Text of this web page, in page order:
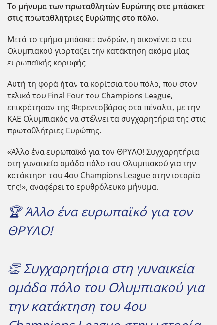
Το μήνυμα των πρωταθλητών Ευρώπης στο μπάσκετ
στις πρωταθλήτριες Ευρώπης στο πόλο.
Μετά το τμήμα μπάσκετ ανδρών, η οικογένεια του
Ολυμπιακού γιορτάζει την κατάκτηση ακόμα μίας
ευρωπαϊκής κορυφής.
Αυτή τη φορά ήταν τα κορίτσια του πόλο, που στον
τελικό του Final Four του Champions League,
επικράτησαν της Φερεντσβάρος στα πέναλτι, με την
ΚΑΕ Ολυμπιακός να στέλνει τα συγχαρητήρια της στις
πρωταθλήτριες Ευρώπης.
«Άλλο ένα ευρωπαϊκό για τον ΘΡΥΛΟ! Συγχαρητήρια
στη γυναικεία ομάδα πόλο του Ολυμπιακού για την
κατάκτηση του 4ου Champions League στην ιστορία
της!», αναφέρει το ερυθρόλευκο μήνυμα.
🏆 Άλλο ένα ευρωπαϊκό για τον
ΘΡΥΛΟ!
👏 Συγχαρητήρια στη γυναικεία
ομάδα πόλο του Ολυμπιακού για
την κατάκτηση του 4ου